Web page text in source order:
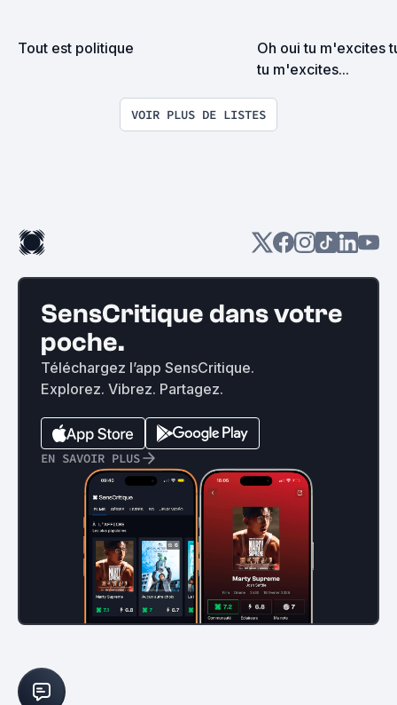
Tout est politique
Oh oui tu m'excites
tu m'excites...
VOIR PLUS DE LISTES
SensCritique dans votre
poche.
Téléchargez l’app SensCritique.
Explorez. Vibrez. Partagez.
EN SAVOIR PLUS